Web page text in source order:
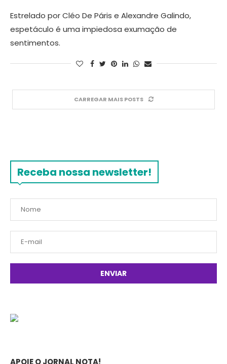
Estrelado por Cléo De Páris e Alexandre Galindo,
espetáculo é uma impiedosa exumação de
sentimentos.
CARREGAR MAIS POSTS
Receba nossa newsletter!
APOIE O JORNAL NOTA!